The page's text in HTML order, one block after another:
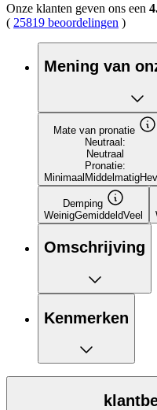
Onze klanten geven ons een
( 25819 beoordelingen )
Mening van
Mate van pronatie
Neutraal:
Neutraal
Pronatie:
MinimaalMiddelmatig
Demping
WeinigGemiddeldVeel
Omschrijving
Kenmerken